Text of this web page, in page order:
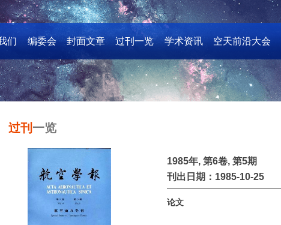
们 编委会 封面文章 过刊一览 学术资讯 空天前沿大会
过刊 一览
1985年, 第6卷, 第5期
刊出日期：1985-10-25
论文